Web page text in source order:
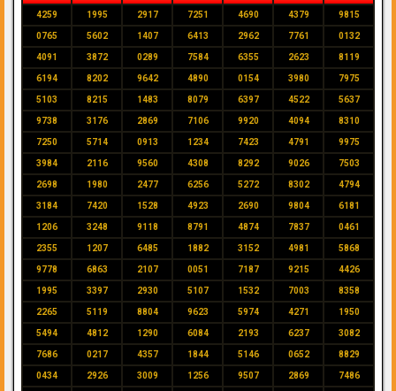
4259 1995 2917 7251 4690 4379 9815
0765 5602 1407 6413 2962 7761 0132
4091 3872 0289 7584 6355 2623 8119
6194 8202 9642 4890 0154 3980 7975
5103 8215 1483 8079 6397 4522 5637
9738 3176 2869 7106 9920 4094 8310
7250 5714 0913 1234 7423 4791 9975
3984 2116 9560 4308 8292 9026 7503
2698 1980 2477 6256 5272 8302 4794
3184 7420 1528 4923 2690 9804 6181
1206 3248 9118 8791 4874 7837 0461
2355 1207 6485 1882 3152 4981 5868
9778 6863 2107 0051 7187 9215 4426
1995 3397 2930 5107 1532 7003 8358
2265 5119 8804 9623 5974 4271 1950
5494 4812 1290 6084 2193 6237 3082
7686 0217 4357 1844 5146 0652 8829
0434 2926 3009 1256 9507 2869 7486